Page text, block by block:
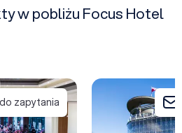
w pobliżu Focus Hotel
zapytania
Lubelskie